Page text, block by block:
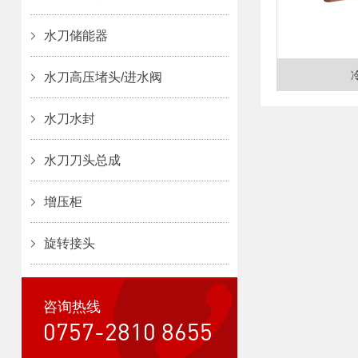
水刀储能器
水刀高压堵头/进水阀
水刀水封
水刀刀头总成
增压柜
旋转接头
咨询热线
0757-2810 8655